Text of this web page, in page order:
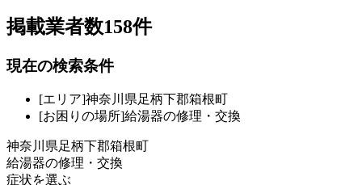
掲載業者数158件
現在の検索条件
[エリア]神奈川県足柄下郡箱根町
[お困りの場所]給湯器の修理・交換
神奈川県足柄下郡箱根町
給湯器の修理・交換
症状を選ぶ